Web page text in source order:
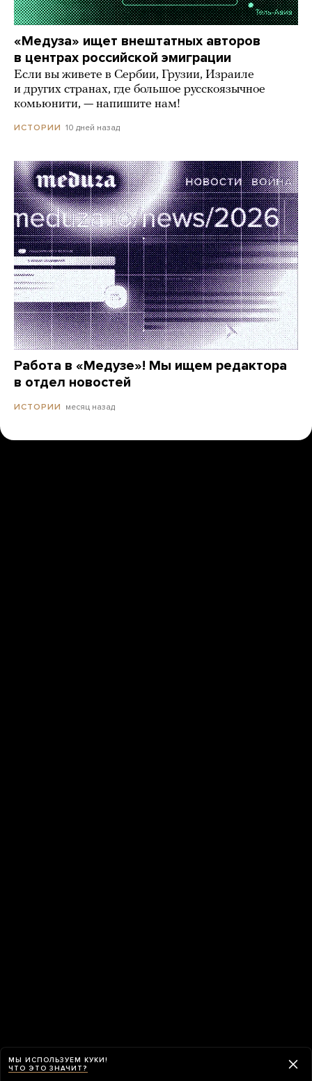
«Медуза» ищет внештатных авторов
в центрах российской эмиграции
Если вы живете в Сербии, Грузии, Израиле
и других странах, где большое русскоязычное
комьюнити, — напишите нам!
ИСТОРИИ 10 дней назад
Работа в «Медузе»! Мы ищем редактора
в отдел новостей
ИСТОРИИ месяц назад
МЫ ИСПОЛЬЗУЕМ КУКИ!
ЧТО ЭТО ЗНАЧИТ?